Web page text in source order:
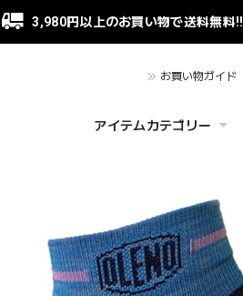
3,980円以上のお買い物で送料無料!!
お買い物ガイド
アイテムカテゴリー